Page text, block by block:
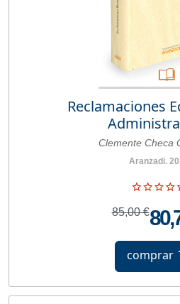
Reclamaciones
Clemente Checa
Aranzadi.
85,00 €
comprar